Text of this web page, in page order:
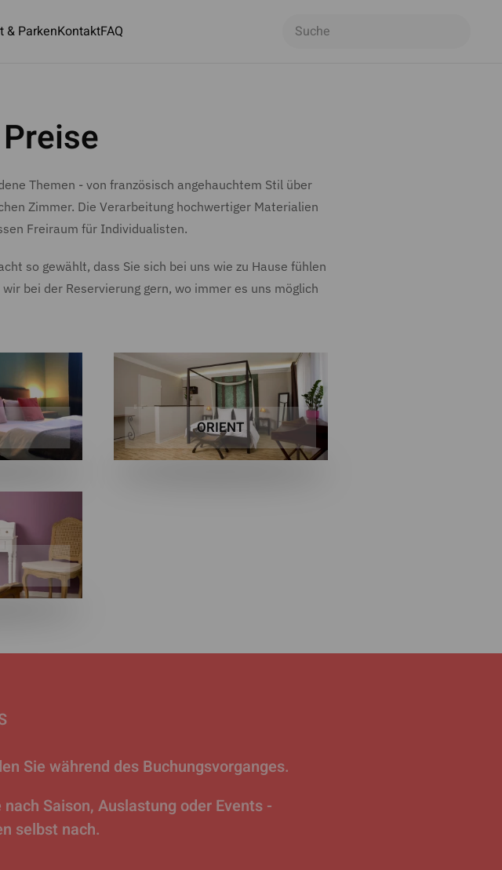
& ParkenKontaktFAQ
Themen - von französisch angehauchtem Stil über
Zimmer. Die Verarbeitung hochwertiger Materialien
Freiraum für Individualisten.
so gewählt, dass Sie sich bei uns wie zu Hause fühlen
wir bei der Reservierung gern, wo immer es uns möglich
ORIENT
Sie während des Buchungsvorganges.
Saison, Auslastung oder Events -
selbst nach.